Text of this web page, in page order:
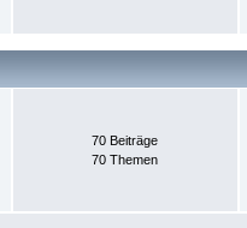
70 Beiträge
70 Themen